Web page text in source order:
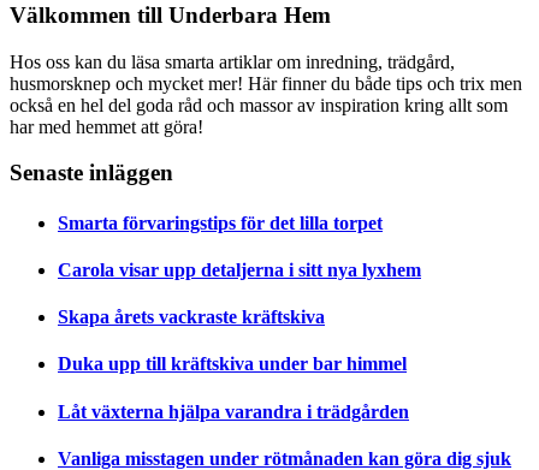
Välkommen till Underbara Hem
Hos oss kan du läsa smarta artiklar om inredning, trädgård,
husmorsknep och mycket mer! Här finner du både tips och trix men
också en hel del goda råd och massor av inspiration kring allt som
har med hemmet att göra!
Senaste inläggen
Smarta förvaringstips för det lilla torpet
Carola visar upp detaljerna i sitt nya lyxhem
Skapa årets vackraste kräftskiva
Duka upp till kräftskiva under bar himmel
Låt växterna hjälpa varandra i trädgården
Vanliga misstagen under rötmånaden kan göra dig sjuk